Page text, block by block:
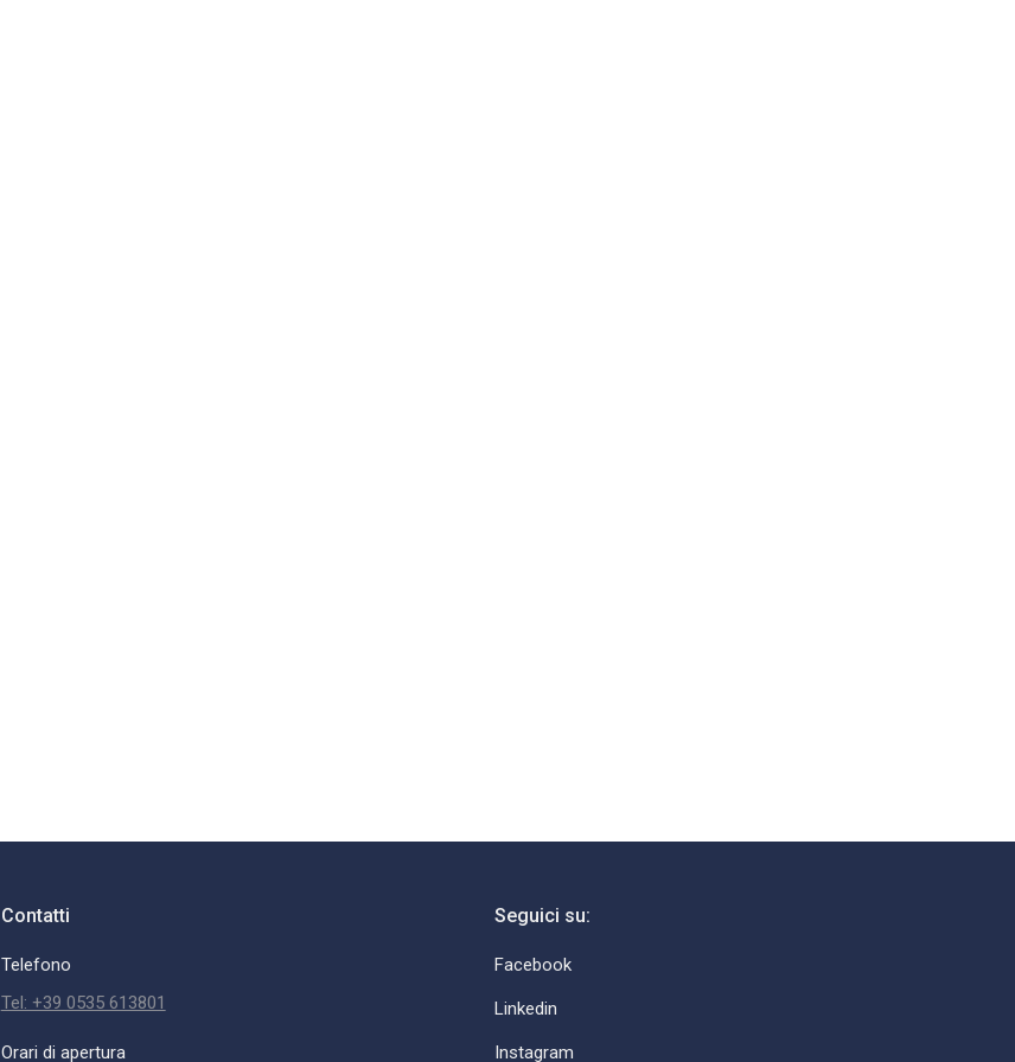
Contatti
Telefono
Tel: +39 0535 613801
Orari di apertura
Seguici su:
Facebook
Linkedin
Instagram